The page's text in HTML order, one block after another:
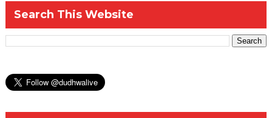
Search This Website